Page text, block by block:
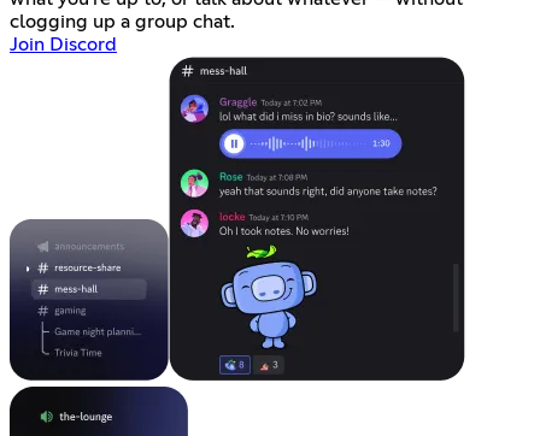
clogging up a group chat.
Join Discord